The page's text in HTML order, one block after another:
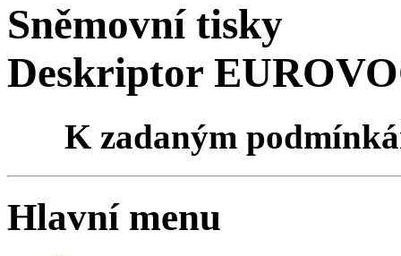
Sněmovní tisky
Deskriptor
K zadaným
Hlavní menu